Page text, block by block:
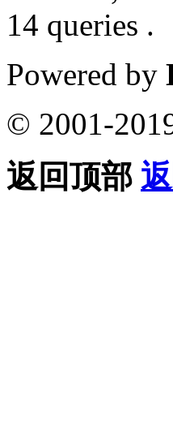
14 queries .
Powered by
© 2001-
返回顶部